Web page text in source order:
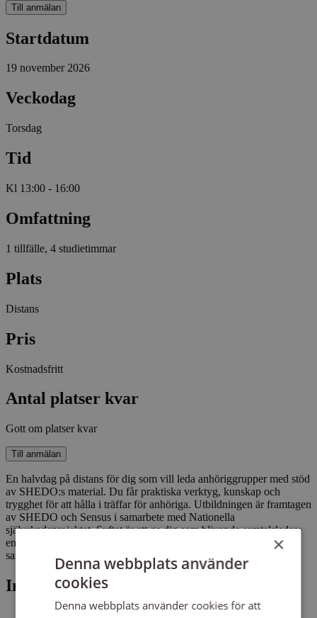
Till anmälan
Startdatum
19 november 2026
Veckodag
Torsdag
Tid
Kl 13:00 - 16:00
Omfattning
1 tillfälle, 4 studietimmar
Plats
Distans
Pris
Kostnadsfritt
Antal platser kvar
Gott om platser kvar
Till anmälan
En halvdag på distans för dig som vill leda anhöriggrupper med stöd
av SHEDO:s material. Du får praktiska verktyg, kunskap och
trygghet för att hålla i träffar för anhöriga. Utbildningen är framtagen
av SHEDO och Sensus i samarbete med Nationella
självskadeprojektet. Syftet är att ge dig som blivande samtalsledare
en tydlig struktur och metoder för att kunna erbjuda ett
sammanhållet stöd till anhöriga i mindre grupper.
Innehåll
×
Denna webbplats använder
cookies
Denna webbplats använder cookies för att